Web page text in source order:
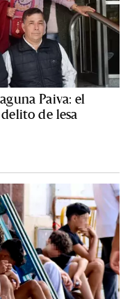
Paiva: el
de lesa